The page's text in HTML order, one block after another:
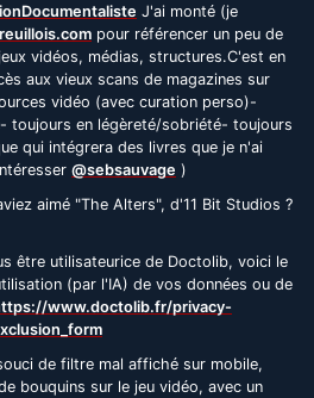
J'ai monté (je
pour référencer un peu de
vidéos, médias, structures.C'est en
aux vieux scans de magazines sur
vidéo (avec curation perso)-
toujours en légèreté/sobriété- toujours
qui intégrera des livres que je n'ai
@sebsauvage )
aimé "The Alters", d'11 Bit Studios ?
être utilisateurice de Doctolib, voici le
(par l'IA) de vos données ou de
www.doctolib.fr/privacy-
de filtre mal affiché sur mobile,
bouquins sur le jeu vidéo, avec un